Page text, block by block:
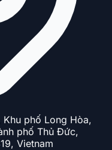
phố Long Hòa,
phố Thủ Đức,
Vietnam